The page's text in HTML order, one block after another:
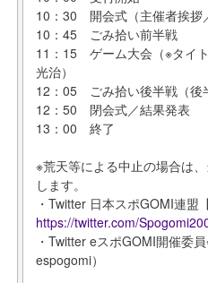
10：30 開会式（主催者挨拶
10：45 ごみ拾い前半戦
11：15 ゲーム大会（※タイ
光治）
12：05 ごみ拾い後半戦（後
12：50 閉会式／結果発表
13：00 終了
※荒天等による中止の場合は
します。
・Twitter 日本スポGOMI連盟
https://twitter.com/
・Twitter eスポGOMI開催委
espogomi）